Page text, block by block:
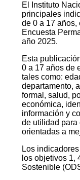
El Instituto
principales
de 0 a 17 años,
Encuesta
año 2025.
Esta
0 a 17 años de
tales como:
departamento,
formal, salud,
económica,
información y
de utilidad
orientadas a
Los
los objetivos 1,
Sostenible